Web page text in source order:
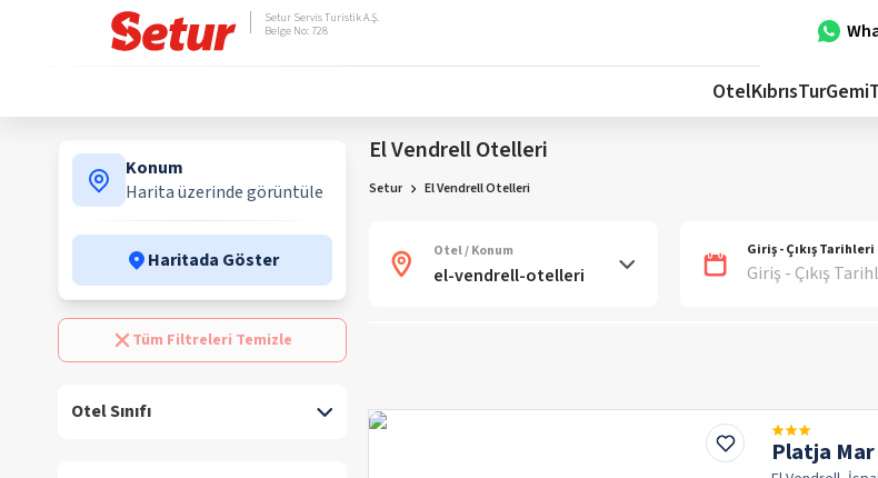
Setur Servis Turistik A.Ş.
Belge No: 728
OtelKıbrısTurGemi
Konum
Harita üzerinde görüntüle
Haritada Göster
Tüm Filtreleri Temizle
Otel Sınıfı
El Vendrell Otelleri
Setur El Vendrell Otelleri
Otel / Konum Giriş - Çıkış Tarihleri
Giriş - Çıkış
Platja Mar